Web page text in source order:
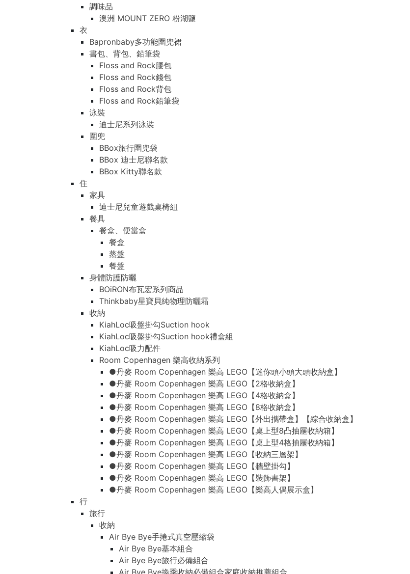
調味品
澳洲 MOUNT ZERO 粉湖鹽
衣
Bapronbaby多功能圍兜裙
書包、背包、鉛筆袋
Floss and Rock腰包
Floss and Rock錢包
Floss and Rock背包
Floss and Rock鉛筆袋
泳裝
迪士尼系列泳裝
圍兜
BBox旅行圍兜袋
BBox 迪士尼聯名款
BBox Kitty聯名款
住
家具
迪士尼兒童遊戲桌椅組
餐具
餐盒、便當盒
餐盒
蒸盤
餐盤
身體防護防曬
BOiRON布瓦宏系列商品
Thinkbaby星寶貝純物理防曬霜
收納
KiahLoc吸盤掛勾Suction hook
KiahLoc吸盤掛勾Suction hook禮盒組
KiahLoc吸力配件
Room Copenhagen 樂高收納系列
●丹麥 Room Copenhagen 樂高 LEGO【迷你頭小頭大頭收納盒】
●丹麥 Room Copenhagen 樂高 LEGO【2格收納盒】
●丹麥 Room Copenhagen 樂高 LEGO【4格收納盒】
●丹麥 Room Copenhagen 樂高 LEGO【8格收納盒】
●丹麥 Room Copenhagen 樂高 LEGO【外出攜帶盒】【綜合收納盒】
●丹麥 Room Copenhagen 樂高 LEGO【桌上型8凸抽屜收納箱】
●丹麥 Room Copenhagen 樂高 LEGO【桌上型4格抽屜收納箱】
●丹麥 Room Copenhagen 樂高 LEGO【收納三層架】
●丹麥 Room Copenhagen 樂高 LEGO【牆壁掛勾】
●丹麥 Room Copenhagen 樂高 LEGO【裝飾書架】
●丹麥 Room Copenhagen 樂高 LEGO【樂高人偶展示盒】
行
旅行
收納
Air Bye Bye手捲式真空壓縮袋
Air Bye Bye基本組合
Air Bye Bye旅行必備組合
Air Bye Bye換季收納必備組合家庭收納推薦組合